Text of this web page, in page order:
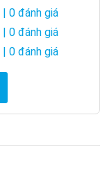
| 0 đánh giá
| 0 đánh giá
| 0 đánh giá